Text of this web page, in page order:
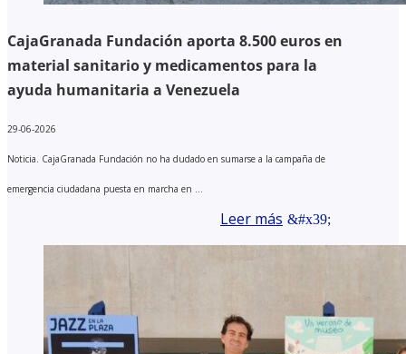
CajaGranada Fundación aporta 8.500 euros en
material sanitario y medicamentos para la
ayuda humanitaria a Venezuela
29-06-2026
Noticia. CajaGranada Fundación no ha dudado en sumarse a la campaña de
emergencia ciudadana puesta en marcha en ...
Leer más